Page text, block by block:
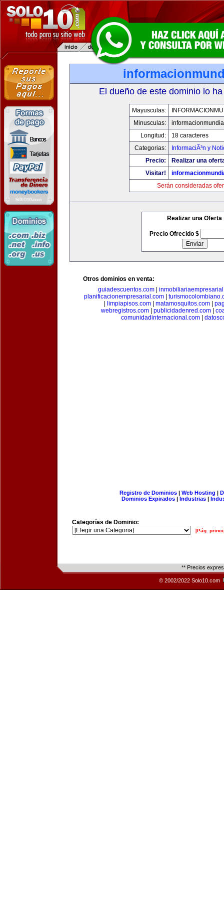
El dueño de este dominio lo
Mayusculas:
Minusculas:
Longitud:
18 caracteres
Categorias:
InformaciÃ³n y
Precio:
Realizar una
Visitar!
Serán consideradas
Realizar una Oferta
Precio Ofrecido $
Otros dominios en venta:
guiadescuentos.com
planificacionempresarial.com
limpiapisos.com| matamosquitos.com|
webregistros.com| publicidadenred.com|
comunidadinternacional.com|
Registro de Dominios| Web Hosting |
Dominios Expirados | Industrias |
Categorías de Dominio:
[Pág.
** Precios
© 2002/2022 Solo10.com